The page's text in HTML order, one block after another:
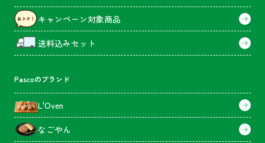
キャンペーン対象商品
送料込みセット
Pascoのブランド
L'Oven
なごやん